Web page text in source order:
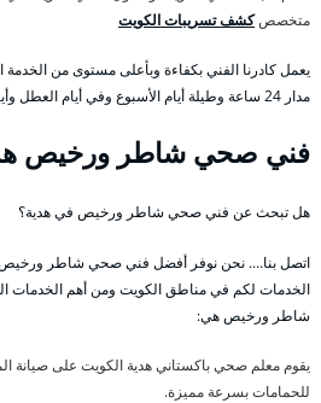
متخصصكشف تسريبات الكويت
يعمل كادرنا الفني بكفاءة وبأعلى مستوى من الخدمة
مدار 24 ساعة وطيلة أيام الأسبوع وفي أيام العطل وأيام الأعياد أيضاً.
فني صحي شاطر ورخيص
هل تبحث عن فني صحي شاطر ورخيص في هدية؟
اتصل بنا…. نحن نوفر أفضل فني صحي شاطر ورخيص
الخدمات لكم في مناطق الكويت ومن أهم الخدمات
شاطر ورخيص هي:
يقوم معلم صحي باكستاني هدية الكويت على صيانة
للحمامات بسرعة مميزة.